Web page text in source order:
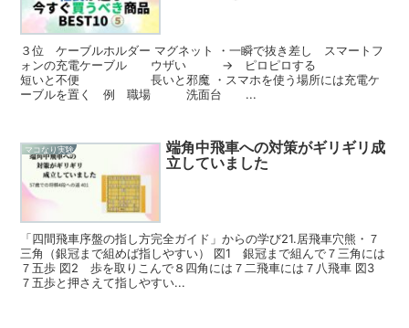
３位 ケーブルホルダー マグネット ・一瞬で抜き差し スマートフ
ォンの充電ケーブル ウザい → ピロピロする
短いと不便 長いと邪魔 ・スマホを使う場所には充電ケ
ーブルを置く 例 職場 洗面台 ...
マコなり実験
端角中飛車への対策がギリギリ成
立していました
「四間飛車序盤の指し方完全ガイド」からの学び21.居飛車穴熊・７
三角（銀冠まで組めば指しやすい） 図1 銀冠まで組んで７三角には
７五歩 図2 歩を取りこんで８四角には７二飛車には７八飛車 図3
７五歩と押さえて指しやすい...